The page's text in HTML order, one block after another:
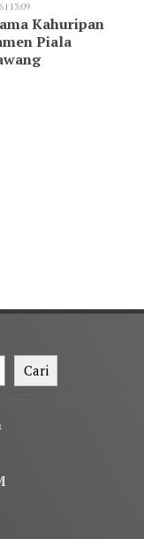
| 13:09
Kahuripan
Piala
Cari